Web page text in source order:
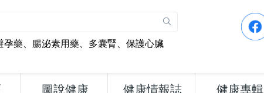
孕藥、 腸泌素用藥、 多囊腎、 保護心臟
圖說健康 健康情報誌 健康專輯